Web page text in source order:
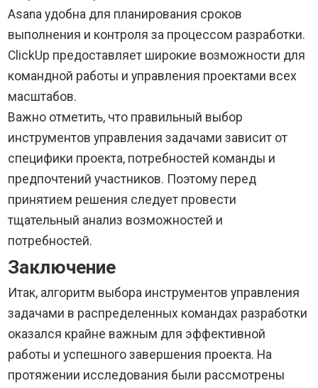
Asana удобна для планирования сроков
выполнения и контроля за процессом разработки.
ClickUp предоставляет широкие возможности для
командной работы и управления проектами всех
масштабов.
Важно отметить, что правильный выбор
инструментов управления задачами зависит от
специфики проекта, потребностей команды и
предпочтений участников. Поэтому перед
принятием решения следует провести
тщательный анализ возможностей и
потребностей.
Заключение
Итак, алгоритм выбора инструментов управления
задачами в распределенных командах разработки
оказался крайне важным для эффективной
работы и успешного завершения проекта. На
протяжении исследования были рассмотрены